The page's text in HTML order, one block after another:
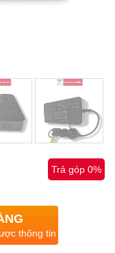
Trả góp 0%
thông tin